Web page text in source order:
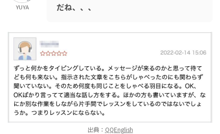
YUYA
だね、、、
出典： QQEnglish